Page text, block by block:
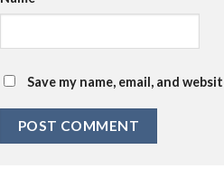
Save my name, email, and